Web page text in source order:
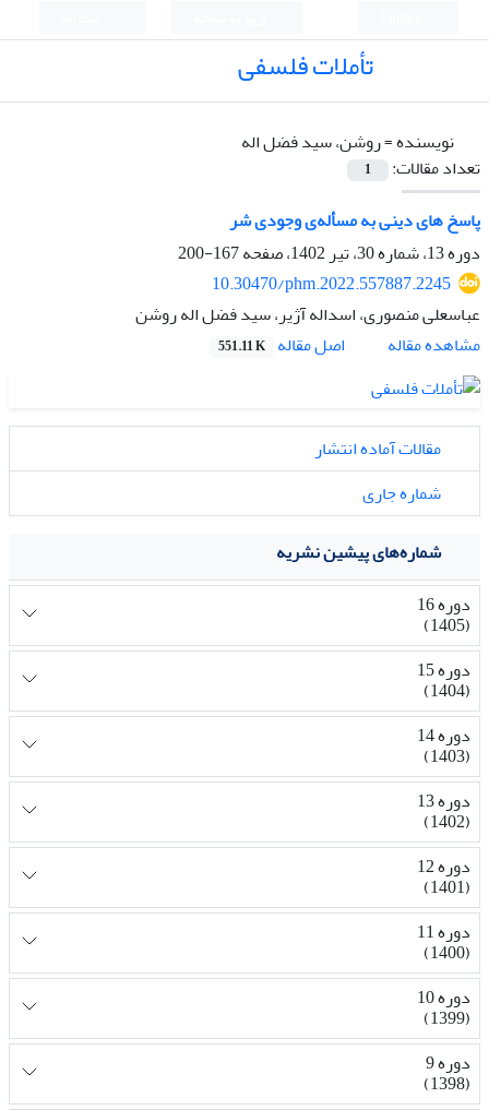
تأملات فلسفی
نویسنده =روشن، سید فضل اله
تعداد مقالات:
1
پاسخ های دینی به مسأله‌ی وجودی شر
دوره 13، شماره 30، تیر 1402، صفحه
167-200
10.30470/phm.2022.557887.2245
عباسعلی منصوری، اسداله آژیر، سید فضل اله روشن
مشاهده مقاله
اصل مقاله 551.11 K
مقالات آماده انتشار
شماره جاری
شماره‌های پیشین نشریه
دوره 16
(1405)
دوره 15
(1404)
دوره 14
(1403)
دوره 13
(1402)
دوره 12
(1401)
دوره 11
(1400)
دوره 10
(1399)
دوره 9
(1398)